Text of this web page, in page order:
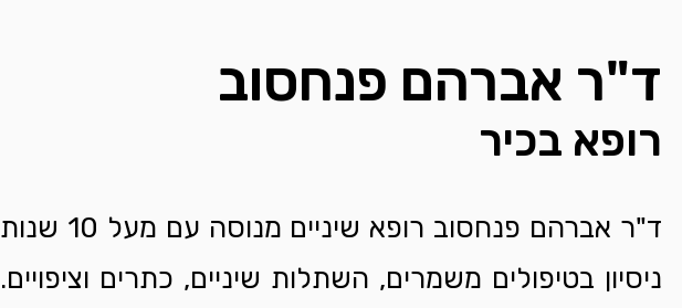
ד"ר אברהם פנחסוב
רופא בכיר
ד"ר אברהם פנחסוב רופא שיניים מנוסה עם מעל 10 שנות
ניסיון בטיפולים משמרים, השתלות שיניים, כתרים וציפויים.